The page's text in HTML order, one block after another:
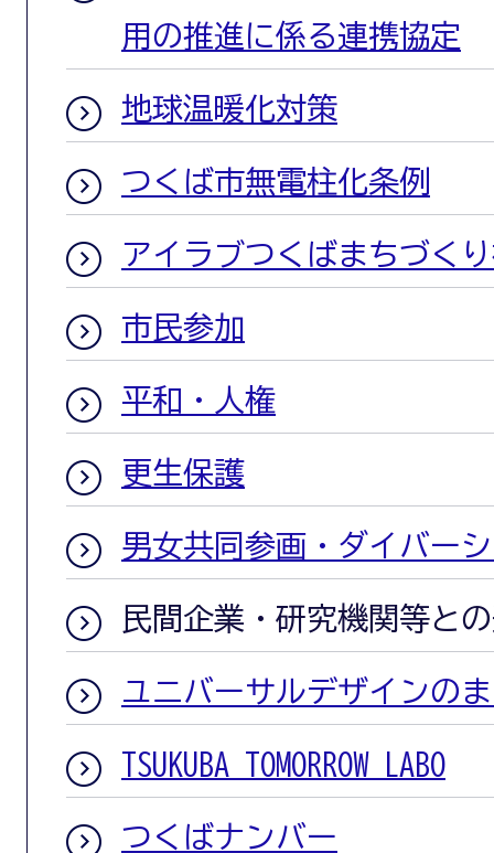
用の推進に係る連携協定
地球温暖化対策
つくば市無電柱化条例
アイラブつくばまちづく
市民参加
平和・人権
更生保護
男女共同参画・ダイバー
民間企業・研究機関等と
ユニバーサルデザインの
TSUKUBA TOMORROW LABO
つくばナンバー